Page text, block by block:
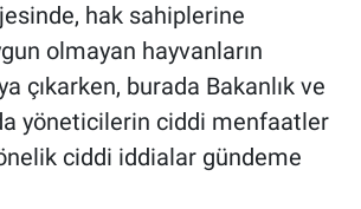
hak sahiplerine
olmayan hayvanların
çıkarken, burada Bakanlık ve
yöneticilerin ciddi menfaatler
ciddi iddialar gündeme